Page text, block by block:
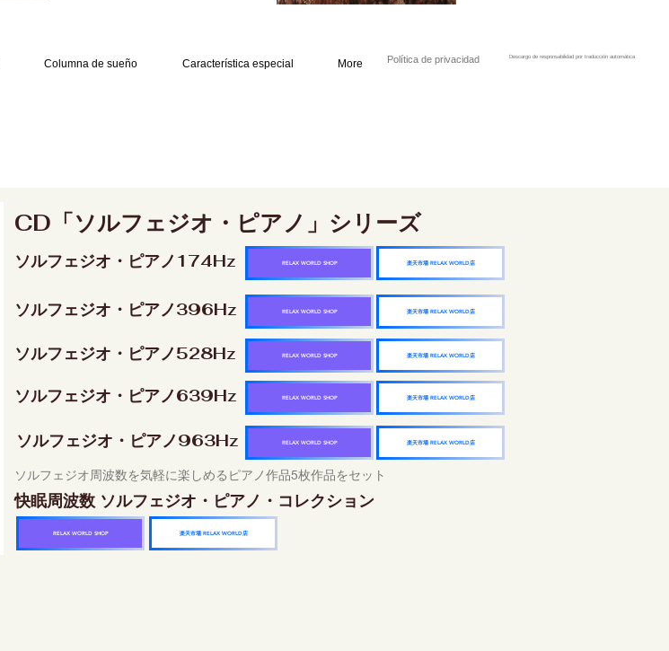
Columna de sueño Característica especial More Política de privacidad Descargo de responsabilidad por traducción automática
CD「ソルフェジオ・ピアノ」シリーズ
ソルフェジオ・ピアノ174Hz 楽天市場 RELAX WORLD店
RELAX WORLD SHOP
ソルフェジオ・ピアノ396Hz 楽天市場 RELAX WORLD店
RELAX WORLD SHOP
ソルフェジオ・ピアノ528Hz 楽天市場 RELAX WORLD店
RELAX WORLD SHOP
ソルフェジオ・ピアノ639Hz 楽天市場 RELAX WORLD店
RELAX WORLD SHOP
ソルフェジオ・ピアノ963Hz 楽天市場 RELAX WORLD店
RELAX WORLD SHOP
ソルフェジオ周波数を気軽に楽しめるピアノ作品5枚作品をセット
快眠周波数 ソルフェジオ・ピアノ・コレクション
RELAX WORLD SHOP 楽天市場 RELAX WORLD店